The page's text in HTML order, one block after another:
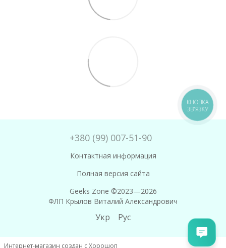
+380 (99) 007-51-90
Контактная информация
Полная версия сайта
Geeks Zone ©2023—2026
ФЛП Крылов Виталий Александрович
Укр Рус
Интернет-магазин создан с Хорошоп
КНОПКА
ЗВ'ЯЗКУ